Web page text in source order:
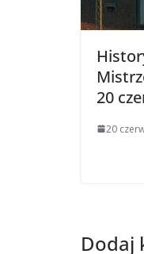
20
20
Dodaj